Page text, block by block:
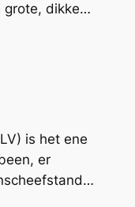
grote, dikke…
is het ene
er